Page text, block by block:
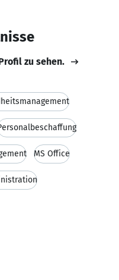
zu sehen.
MS Office